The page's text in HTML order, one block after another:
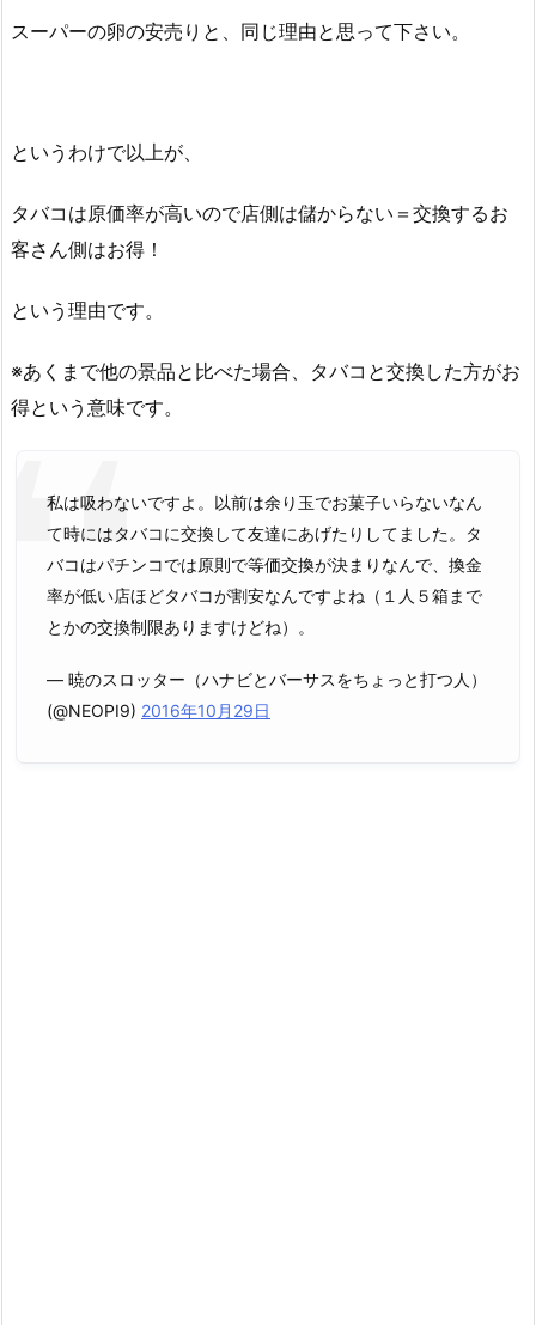
スーパーの卵の安売りと、同じ理由と思って下さい。
というわけで以上が、
タバコは原価率が高いので店側は儲からない＝交換するお
客さん側はお得！
という理由です。
※あくまで他の景品と比べた場合、タバコと交換した方がお
得という意味です。
私は吸わないですよ。以前は余り玉でお菓子いらないなん
て時にはタバコに交換して友達にあげたりしてました。タ
バコはパチンコでは原則で等価交換が決まりなんで、換金
率が低い店ほどタバコが割安なんですよね（１人５箱まで
とかの交換制限ありますけどね）。
— 暁のスロッター（ハナビとバーサスをちょっと打つ人）
(@NEOPI9) 2016年10月29日